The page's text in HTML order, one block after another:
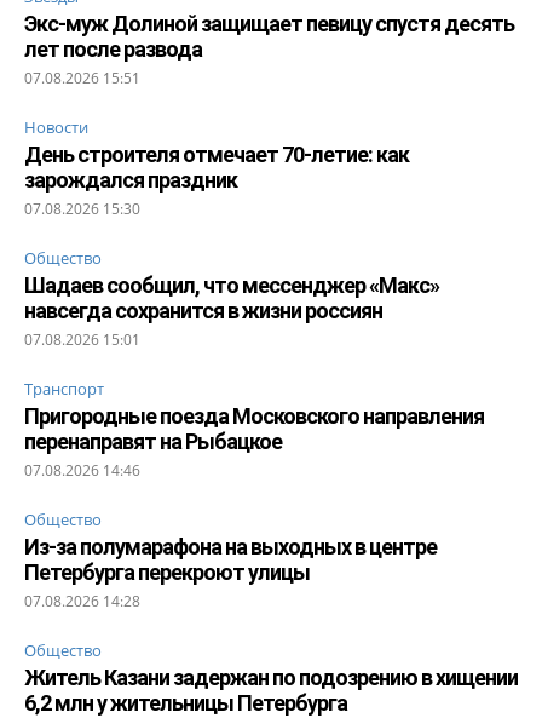
Экс-муж Долиной защищает певицу спустя десять
лет после развода
07.08.2026 15:51
Новости
День строителя отмечает 70-летие: как
зарождался праздник
07.08.2026 15:30
Общество
Шадаев сообщил, что мессенджер «Макс»
навсегда сохранится в жизни россиян
07.08.2026 15:01
Транспорт
Пригородные поезда Московского направления
перенаправят на Рыбацкое
07.08.2026 14:46
Общество
Из-за полумарафона на выходных в центре
Петербурга перекроют улицы
07.08.2026 14:28
Общество
Житель Казани задержан по подозрению в хищении
6,2 млн у жительницы Петербурга